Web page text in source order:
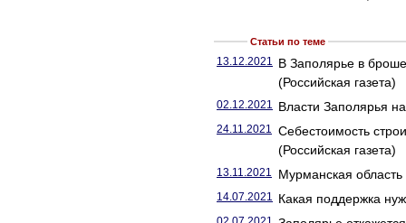
Статьи по теме
13.12.2021 В Заполярье в
(Российская газета)
02.12.2021 Власти Заполярья
24.11.2021 Себестоимость
(Российская газета)
13.11.2021 Мурманская
14.07.2021 Какая поддержка